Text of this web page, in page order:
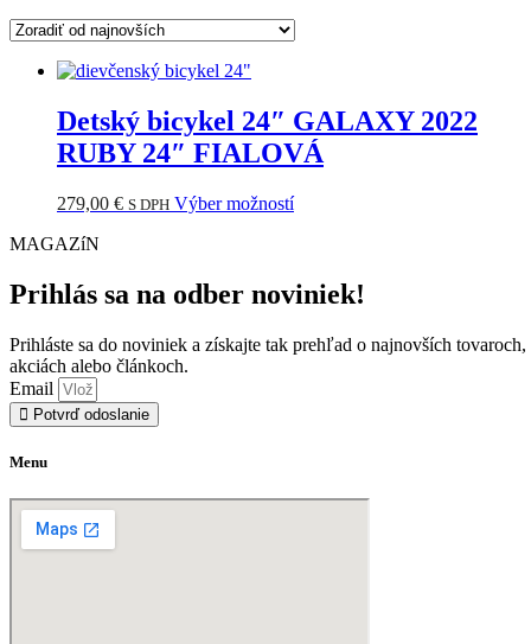
Detský bicykel 24″ GALAXY 2022
RUBY 24″ FIALOVÁ
279,00 € S DPH Výber možnostíTento
variantov.
Možnosti
môžete
MAGAZíN
Prihlás sa na odber noviniek!
Prihláste sa do noviniek a získajte tak prehľad o najnovších tovaroch,
akciách alebo článkoch.
Email
Potvrď odoslanie
Menu